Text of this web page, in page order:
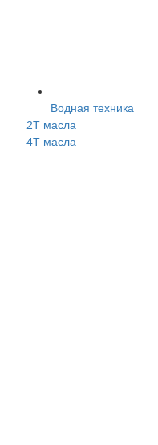
Водная техника
2Т масла
4Т масла